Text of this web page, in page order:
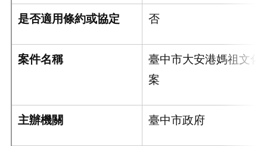
是否適用條約或協定 否
案件名稱
臺中市大安港媽祖文化
案
主辦機關 臺中市政府